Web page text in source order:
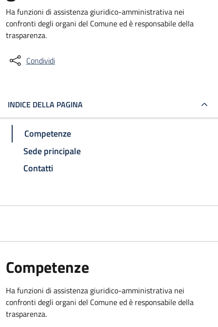
Ha funzioni di assistenza giuridico-amministrativa nei
confronti degli organi del Comune ed è responsabile della
trasparenza.
Condividi
INDICE DELLA PAGINA
Competenze
Sede principale
Contatti
Competenze
Ha funzioni di assistenza giuridico-amministrativa nei
confronti degli organi del Comune ed è responsabile della
trasparenza.